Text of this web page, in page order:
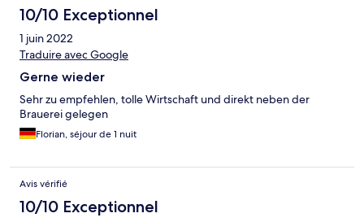
10/10 Exceptionnel
1 juin 2022
Traduire avec Google
Gerne wieder
Sehr zu empfehlen, tolle Wirtschaft und direkt neben der
Brauerei gelegen
Florian, séjour de 1 nuit
Avis vérifié
10/10 Exceptionnel